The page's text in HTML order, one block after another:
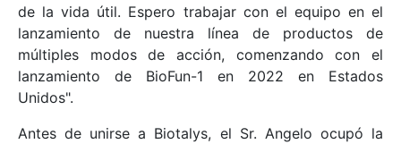
de la vida útil. Espero trabajar con el equipo en el
lanzamiento de nuestra línea de productos de
múltiples modos de acción, comenzando con el
lanzamiento de BioFun-1 en 2022 en Estados
Unidos".
Antes de unirse a Biotalys, el Sr. Angelo ocupó la